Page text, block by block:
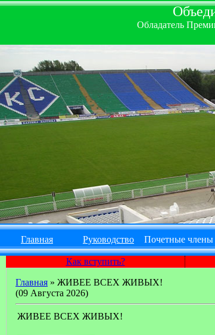
Обладатель
Главная Руководство Почетные члены
Как вступить?
Главная » ЖИВЕЕ ВСЕХ ЖИВЫХ!
(09 Августа 2026)
ЖИВЕЕ ВСЕХ ЖИВЫХ!